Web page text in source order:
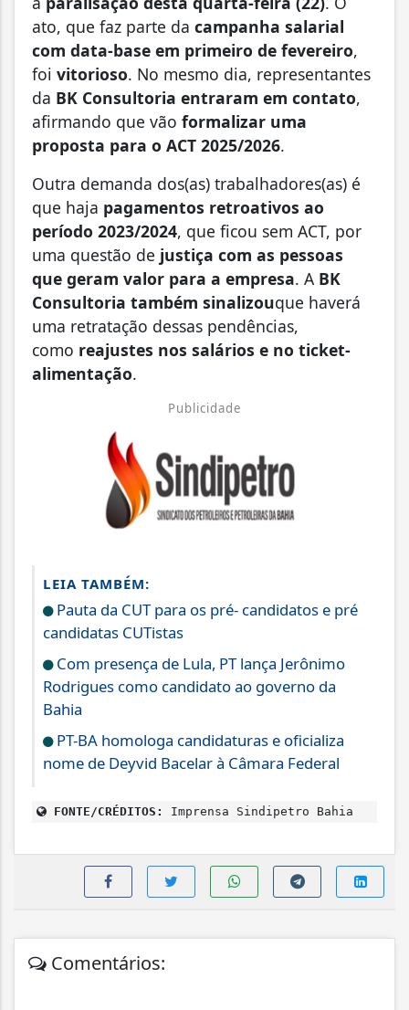
ato, que faz parte da campanha salarial
com data-base em primeiro de fevereiro,
foi vitorioso. No mesmo dia, representantes
da BK Consultoria entraram em contato,
afirmando que vão formalizar uma
proposta para o ACT 2025/2026.
Outra demanda dos(as) trabalhadores(as) é
que haja pagamentos retroativos ao
período 2023/2024, que ficou sem ACT, por
uma questão de justiça com as pessoas
que geram valor para a empresa. A BK
Consultoria também sinalizouque haverá
uma retratação dessas pendências,
como reajustes nos salários e no ticket-
alimentação.
Publicidade
LEIA TAMBÉM:
Pauta da CUT para os pré- candidatos e pré
candidatas CUTistas
Com presença de Lula, PT lança Jerônimo
Rodrigues como candidato ao governo da
Bahia
PT-BA homologa candidaturas e oficializa
nome de Deyvid Bacelar à Câmara Federal
FONTE/CRÉDITOS: Imprensa Sindipetro Bahia
Comentários: